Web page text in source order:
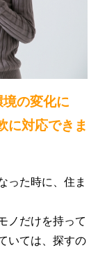
境の変化に
に対応できま
った時に、住ま
ノだけを持って
いては、探すの